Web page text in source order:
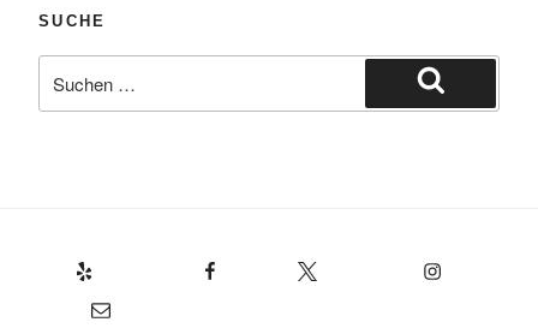
SUCHE
nach:
Suchen
Twitter
E-Mail